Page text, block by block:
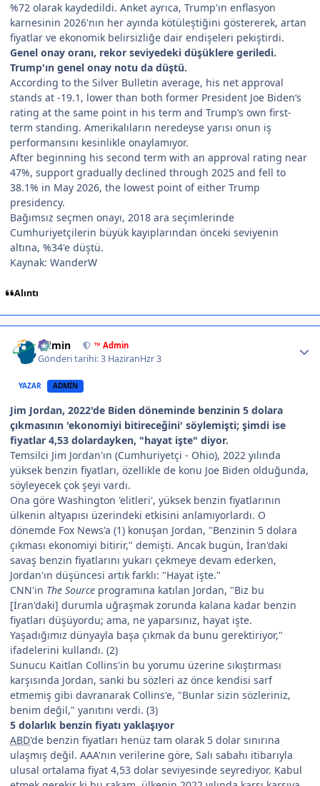
%72 olarak kaydedildi. Anket ayrıca, Trump'ın enflasyon
karnesinin 2026'nın her ayında kötüleştiğini göstererek, artan
fiyatlar ve ekonomik belirsizliğe dair endişeleri pekiştirdi.
Genel onay oranı, rekor seviyedeki düşüklere geriledi.
Trump'ın genel onay notu da düştü.
According to the Silver Bulletin average, his net approval
stands at -19.1, lower than both former President Joe Biden‘s
rating at the same point in his term and Trump’s own first-
term standing. Amerikalıların neredeyse yarısı onun iş
performansını kesinlikle onaylamıyor.
After beginning his second term with an approval rating near
47%, support gradually declined through 2025 and fell to
38.1% in May 2026, the lowest point of either Trump
presidency.
Bağımsız seçmen onayı, 2018 ara seçimlerinde
Cumhuriyetçilerin büyük kayıplarından önceki seviyenin
altına, %34'e düştü.
Kaynak: WanderW
Alıntı
Admin ™ Admin
Gönderi tarihi:3 HaziranHzr 3
YAZAR ADMIN
Jim Jordan, 2022'de Biden döneminde benzinin 5 dolara
çıkmasının 'ekonomiyi bitireceğini' söylemişti; şimdi ise
fiyatlar 4,53 dolardayken, "hayat işte" diyor.
Temsilci Jim Jordan'ın (Cumhuriyetçi - Ohio), 2022 yılında
yüksek benzin fiyatları, özellikle de konu Joe Biden olduğunda,
söyleyecek çok şeyi vardı.
Ona göre Washington 'elitleri', yüksek benzin fiyatlarının
ülkenin altyapısı üzerindeki etkisini anlamıyorlardı. O
dönemde Fox News'a (1) konuşan Jordan, "Benzinin 5 dolara
çıkması ekonomiyi bitirir," demişti. Ancak bugün, İran'daki
savaş benzin fiyatlarını yukarı çekmeye devam ederken,
Jordan'ın düşüncesi artık farklı: "Hayat işte."
CNN'in The Source programına katılan Jordan, "Biz bu
[İran'daki] durumla uğraşmak zorunda kalana kadar benzin
fiyatları düşüyordu; ama, ne yaparsınız, hayat işte.
Yaşadığımız dünyayla başa çıkmak da bunu gerektiriyor,"
ifadelerini kullandı. (2)
Sunucu Kaitlan Collins'in bu yorumu üzerine sıkıştırması
karşısında Jordan, sanki bu sözleri az önce kendisi sarf
etmemiş gibi davranarak Collins'e, "Bunlar sizin sözleriniz,
benim değil," yanıtını verdi. (3)
5 dolarlık benzin fiyatı yaklaşıyor
ABD'de benzin fiyatları henüz tam olarak 5 dolar sınırına
ulaşmış değil. AAA'nın verilerine göre, Salı sabahı itibarıyla
ulusal ortalama fiyat 4,53 dolar seviyesinde seyrediyor. Kabul